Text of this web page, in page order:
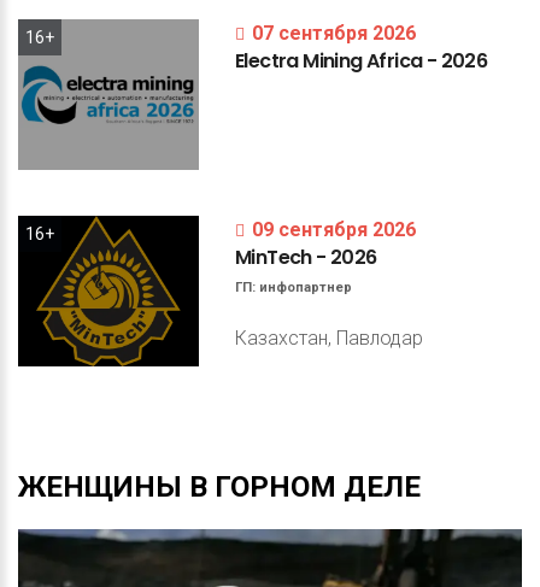
16+ 07 сентября 2026
ElectraMiningAfrica- 2026
16+ 09 сентября 2026
MinTech- 2026
ГП: инфопартнер
Казахстан, Павлодар
ЖЕНЩИНЫ В ГОРНОМ ДЕЛЕ